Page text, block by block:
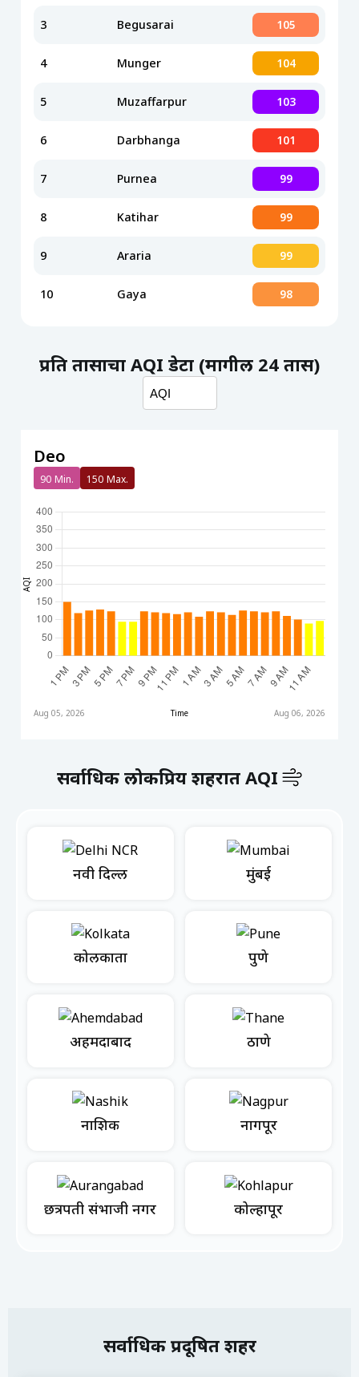
3 Begusarai 105
4 Munger 104
5 Muzaffarpur 103
6 Darbhanga 101
7 Purnea 99
8 Katihar 99
9 Araria 99
10 Gaya 98
प्रति तासाचा AQI डेटा (मागील 24 तास)
Deo
90 Min. 150 Max.
AQI
Aug 05, 2026 Time Aug 06, 2026
सर्वाधिक लोकप्रिय शहरात AQI
नवी दिल्ली मुंबई
कोलकाता पुणे
अहमदाबाद ठाणे
नाशिक नागपूर
छत्रपती संभाजी नगर कोल्हापूर
सर्वाधिक प्रदूषित शहर